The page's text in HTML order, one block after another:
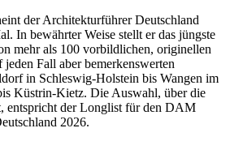
der Architekturführer Deutschland
In bewährter Weise stellt er das jüngste
mehr als 100 vorbildlichen, originellen
Fall aber bemerkenswerten
in Schleswig-Holstein bis Wangen im
Küstrin-Kietz. Die Auswahl, über die
entspricht der Longlist für den DAM
2026.